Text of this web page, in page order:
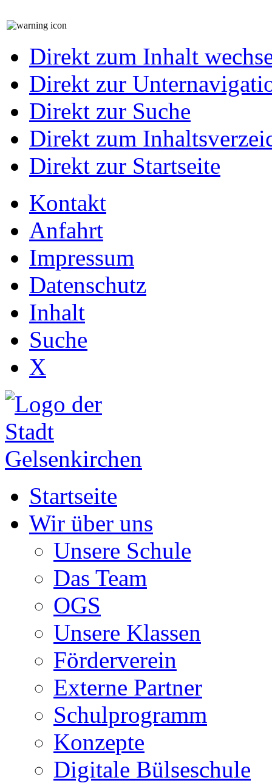
Direkt zum Inhalt
Direkt zur
Direkt zur Suche
Direkt zum
Direkt zur Startseite
Kontakt
Anfahrt
Impressum
Datenschutz
Inhalt
Suche
X
Startseite
Wir über uns
Unsere Schule
Das Team
OGS
Unsere Klassen
Förderverein
Externe Partner
Schulprogramm
Konzepte
Digitale Bülseschule